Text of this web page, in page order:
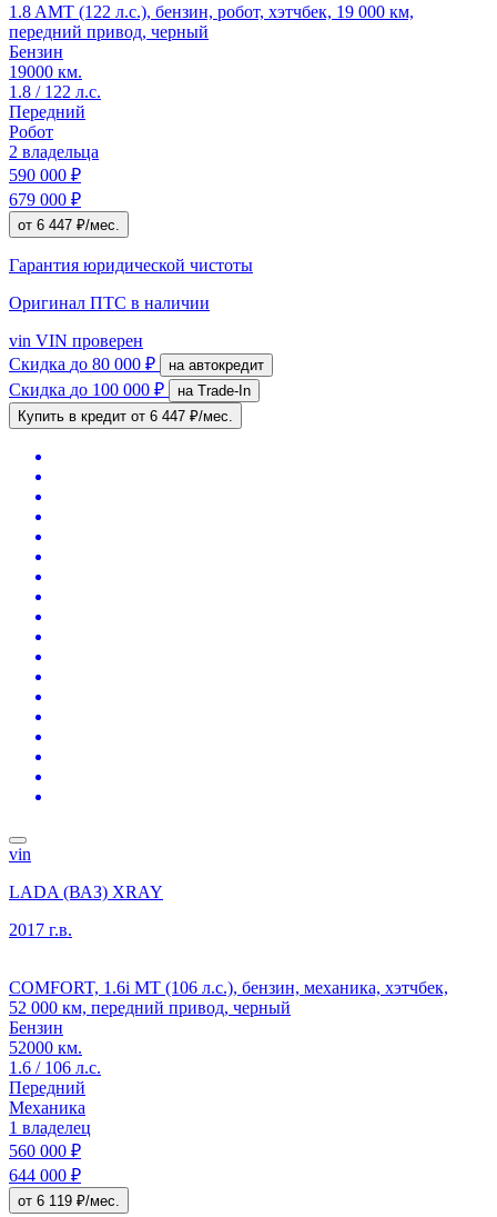
1.8 AMT (122 л.с.), бензин, робот, хэтчбек, 19 000 км,
передний привод, черный
Бензин
19000 км.
1.8 / 122 л.с.
Передний
Робот
2 владельца
590 000 ₽
679 000 ₽
от 6 447 ₽/мес.
Гарантия юридической чистоты
Оригинал ПТС в наличии
vin VIN проверен
Скидка до 80 000 ₽ на автокредит
Скидка до 100 000 ₽
на Trade-In
Купить в кредит от 6 447 ₽/мес.
vin
LADA (ВАЗ) XRAY
2017 г.в.
COMFORT, 1.6i MT (106 л.с.), бензин, механика, хэтчбек,
52 000 км, передний привод, черный
Бензин
52000 км.
1.6 / 106 л.с.
Передний
Механика
1 владелец
560 000 ₽
644 000 ₽
от 6 119 ₽/мес.